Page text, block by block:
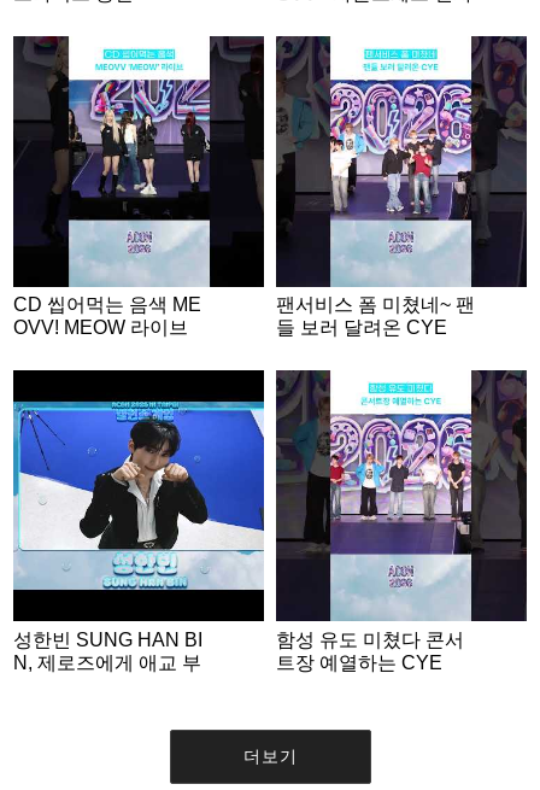
CD 씹어먹는 음색 ME
OVV! MEOW 라이브
팬서비스 폼 미쳤네~ 팬
들 보러 달려온 CYE
성한빈 SUNG HAN BI
N, 제로즈에게 애교 부
d you rather’ game EN
함성 유도 미쳤다 콘서
트장 예열하는 CYE
더보기